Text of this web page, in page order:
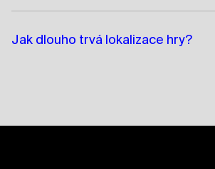
Jak dlouho trvá lokalizace hry?